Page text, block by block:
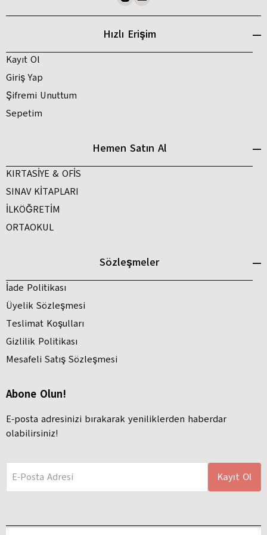
Hızlı Erişim
Kayıt Ol
Giriş Yap
Şifremi Unuttum
Sepetim
Hemen Satın Al
KIRTASİYE & OFİS
SINAV KİTAPLARI
İLKÖĞRETİM
ORTAOKUL
Sözleşmeler
İade Politikası
Üyelik Sözleşmesi
Teslimat Koşulları
Gizlilik Politikası
Mesafeli Satış Sözleşmesi
Abone Olun!
E-posta adresinizi bırakarak yeniliklerden haberdar
olabilirsiniz!
E-Posta Adresi Kayıt Ol